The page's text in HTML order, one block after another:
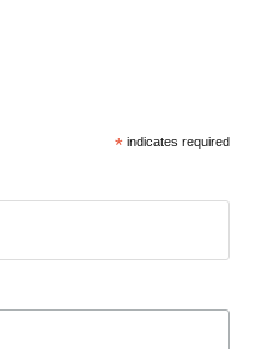
* indicates required